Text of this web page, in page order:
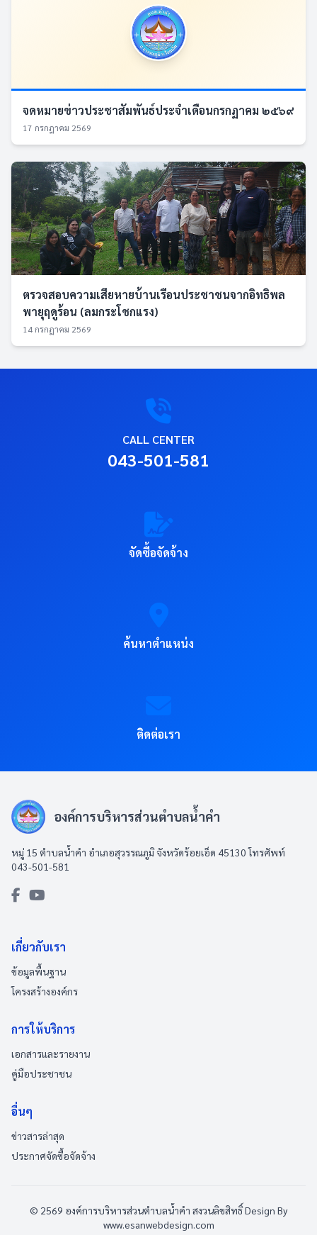
จดหมายข่าวประชาสัมพันธ์ประจำเดือนกรกฏาคม ๒๕๖๙
17 กรกฎาคม 2569
ตรวจสอบความเสียหายบ้านเรือนประชาชนจากอิทธิพล
พายุฤดูร้อน (ลมกระโชกแรง)
14 กรกฎาคม 2569
CALL CENTER
043-501-581
จัดซื้อจัดจ้าง
ค้นหาตำแหน่ง
ติดต่อเรา
องค์การบริหารส่วนตำบลน้ำคำ
หมู่ 15 ตำบลน้ำคำ อำเภอสุวรรณภูมิ จังหวัดร้อยเอ็ด 45130 โทรศัพท์
043-501-581
เกี่ยวกับเรา
ข้อมูลพื้นฐาน
โครงสร้างองค์กร
การให้บริการ
เอกสารและรายงาน
คู่มือประชาชน
อื่นๆ
ข่าวสารล่าสุด
ประกาศจัดซื้อจัดจ้าง
© 2569 องค์การบริหารส่วนตำบลน้ำคำ สงวนลิขสิทธิ์Design By
www.esanwebdesign.com